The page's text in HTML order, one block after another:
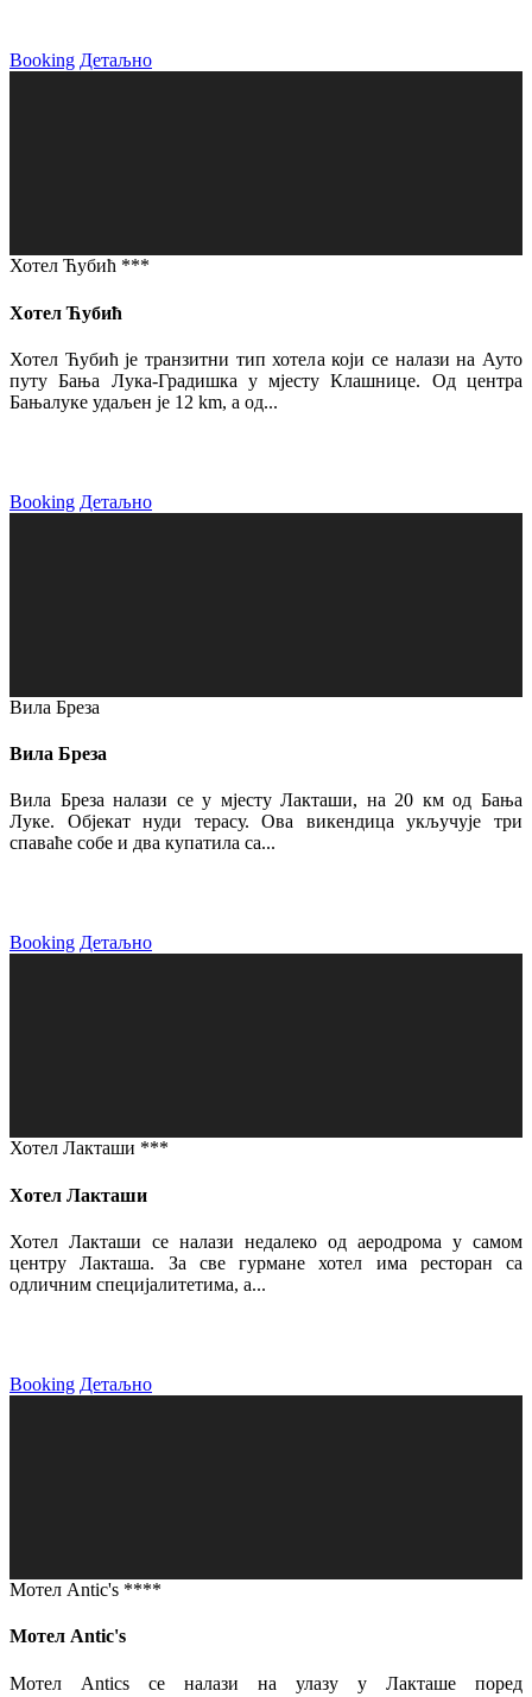
Booking Детаљно
Хотел Ћубић ***
Хотел Ћубић
Хотел Ћубић је транзитни тип хотела који се налази на Ауто
путу Бања Лука-Градишка у мјесту Клашнице. Од центра
Бањалуке удаљен је 12 km, а од...
Booking Детаљно
Вила Бреза
Вила Бреза
Вила Бреза налази се у мјесту Лакташи, на 20 км од Бања
Луке. Објекат нуди терасу. Ова викендица укључује три
спаваће собе и два купатила са...
Booking Детаљно
Хотел Лакташи ***
Хотел Лакташи
Хотел Лакташи се налази недалеко од аеродрома у самом
центру Лакташа. За све гурмане хотел има ресторан са
одличним специјалитетима, а...
Booking Детаљно
Мотел Antic's ****
Мотел Antic's
Мотел Antics се налази на улазу у Лакташе поред